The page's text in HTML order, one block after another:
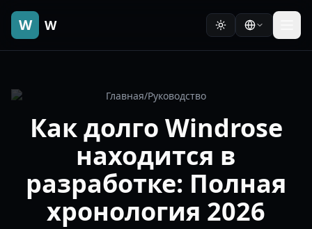
W W
Главная/Руководство
Как долго Windrose
находится в
разработке: Полная
хронология 2026